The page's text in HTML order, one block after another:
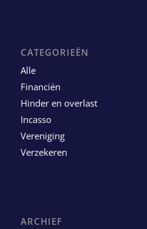
CATEGORIEËN
Alle
Financiën
Hinder en overlast
Incasso
Vereniging
Verzekeren
ARCHIEF